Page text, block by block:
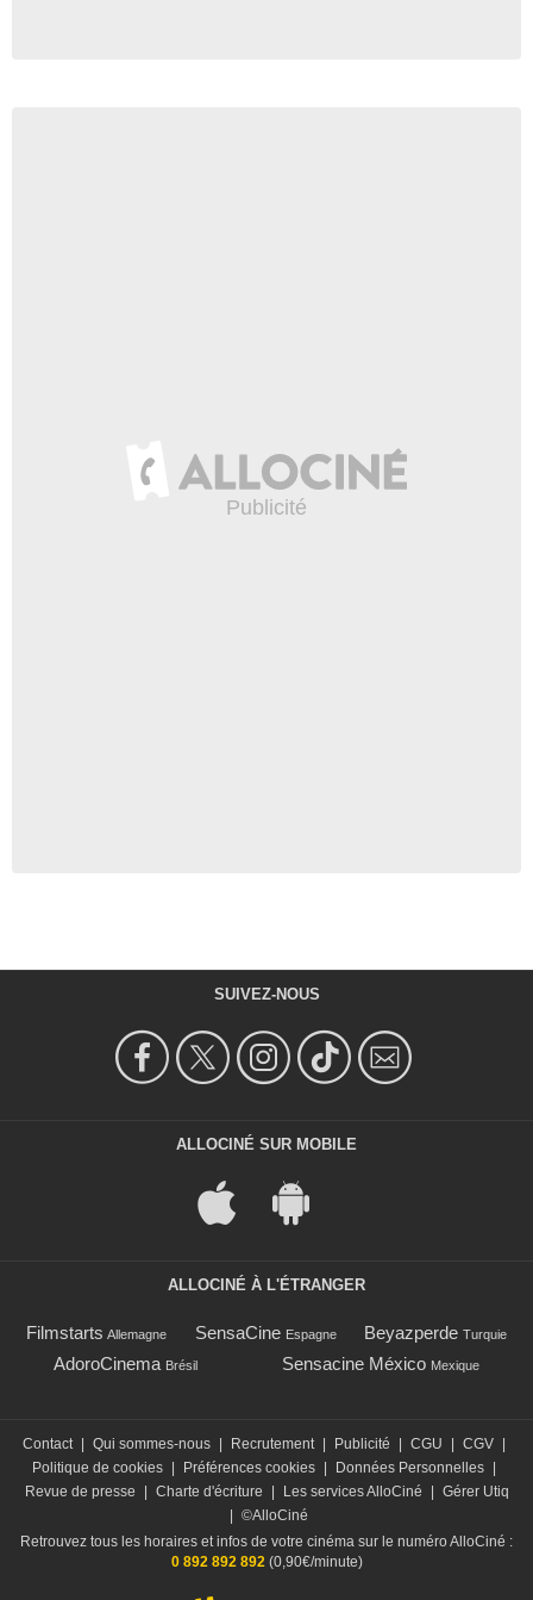
SUIVEZ-NOUS
ALLOCINÉ SUR MOBILE
ALLOCINÉ À L'ÉTRANGER
Filmstarts Allemagne SensaCine Espagne Beyazperde Turquie
AdoroCinema Brésil Sensacine México Mexique
Contact Qui sommes-nous Recrutement Publicité CGU CGV
Politique de cookies
Préférences cookies Données Personnelles
Revue de presse
Charte d'écriture Les services AlloCiné
Gérer Utiq
©AlloCiné
Retrouvez tous les horaires et infos de votre cinéma sur le numéro AlloCiné :
0 892 892 892(0,90€/minute)